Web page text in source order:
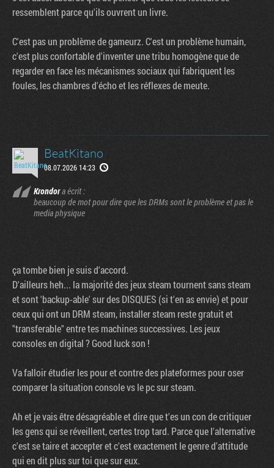
ressemblent parce qu'ils ouvrent un livre.
C'est pas un problème de gameurz. C'est un problème humain,
c'est plus confortable d'inventer une tribu homogène que de
regarder en face les mécanismes sociaux qui fabriquent les
foules, les chambres d'écho et les réflexes de meute.
BeatKitano
08.07.2026 14:23
Krondora écrit :
beaucoup de mot pour dire que les DRMs sont le problème et pas le
media physique
ça tombe bien je suis d'accord.
D'ailleurs heh... la majorité des jeux steam tournent sans steam
et sont 'backup-able' sur des DISQUES (si t'en as envie) et pour
ceux qui ont un DRM steam, installer steam reste gratuit et
"transferable" entre tes machines successives. Les jeux
consoles en digital ? Good luck son !
Va falloir étudier les pour et contre des plateformes pour oser
comparer la situation console vs le pc sur steam.
Ah et je vais être désagréable et dire que t'es un con de critiquer
les gens qui se réveillent, certes trop tard. Parce que l'alternative
c'est se taire et accepter et c'est exactement le genre d'attitude
qui en dit plus sur toi que sur eux.